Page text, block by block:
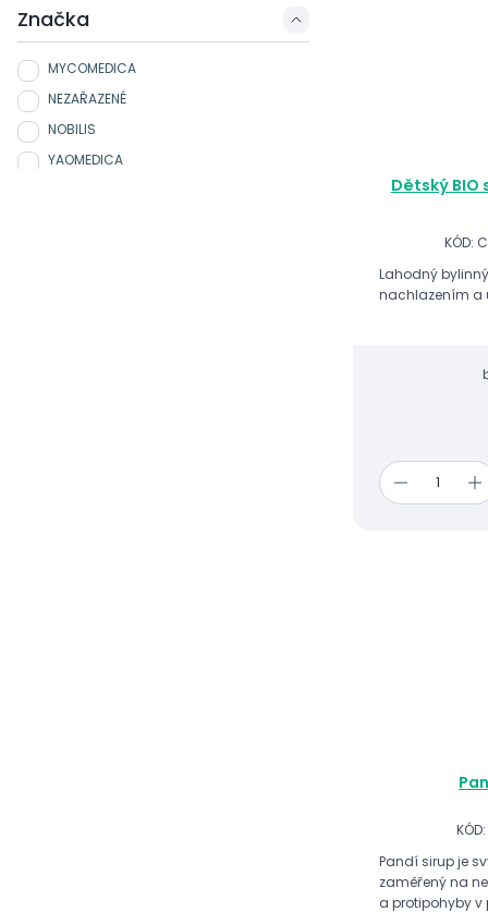
Značka
MYCOMEDICA
NEZAŘAZENÉ
NOBILIS
YAOMEDICA
Dětský BIO
KÓD:
Lahodný
nachlazením a
Pandí sirup je
zaměřený na
a protipohyby v